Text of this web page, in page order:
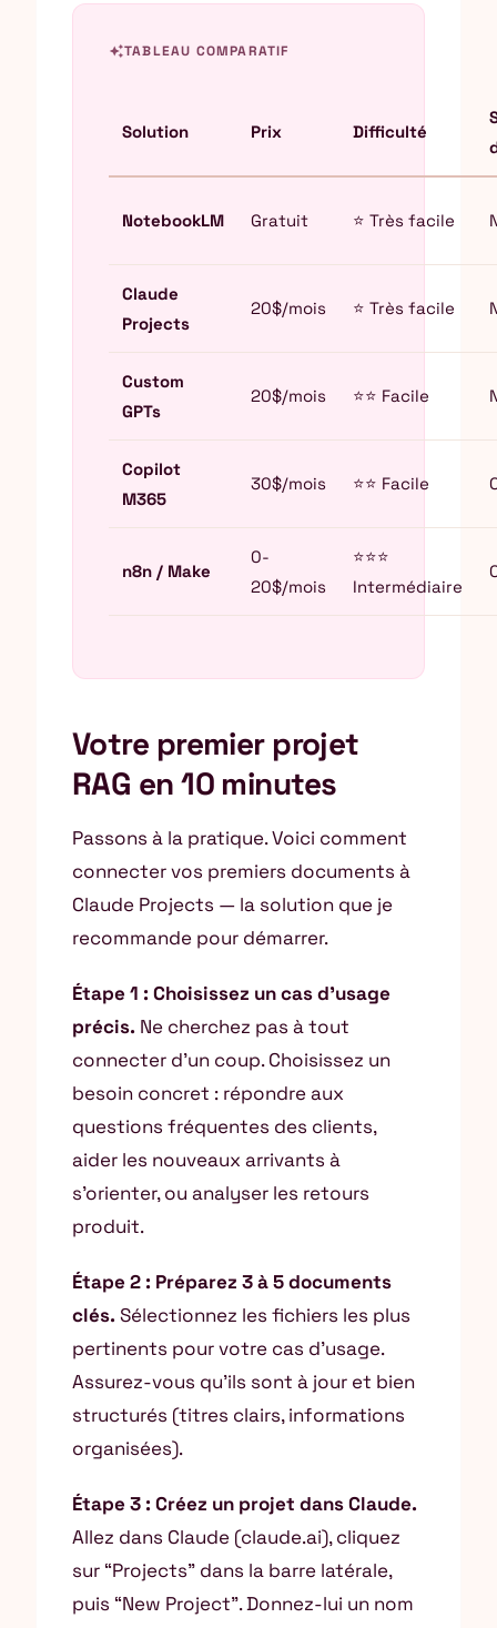
auto_awesomeTABLEAU COMPARATIF
Solution Prix Difficulté
NotebookLM Gratuit ⭐ Très facile
Claude
Projects
20$/mois ⭐ Très facile
Custom
GPTs
20$/mois ⭐⭐ Facile
Copilot
M365
30$/mois ⭐⭐ Facile
n8n / Make
0-
20$/mois
⭐⭐⭐
Intermédiaire
Votre premier projet
RAG en 10 minutes
Passons à la pratique. Voici comment
connecter vos premiers documents à
Claude Projects — la solution que je
recommande pour démarrer.
Étape 1 : Choisissez un cas d’usage
précis. Ne cherchez pas à tout
connecter d’un coup. Choisissez un
besoin concret : répondre aux
questions fréquentes des clients,
aider les nouveaux arrivants à
s’orienter, ou analyser les retours
produit.
Étape 2 : Préparez 3 à 5 documents
clés. Sélectionnez les fichiers les plus
pertinents pour votre cas d’usage.
Assurez-vous qu’ils sont à jour et bien
structurés (titres clairs, informations
organisées).
Étape 3 : Créez un projet dans Claude.
Allez dans Claude (claude.ai), cliquez
sur “Projects” dans la barre latérale,
puis “New Project”. Donnez-lui un nom